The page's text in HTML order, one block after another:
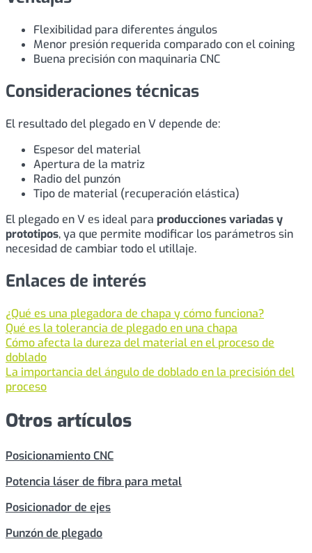
Flexibilidad para diferentes ángulos
Menor presión requerida comparado con el coining
Buena precisión con maquinaria CNC
Consideraciones técnicas
El resultado del plegado en V depende de:
Espesor del material
Apertura de la matriz
Radio del punzón
Tipo de material (recuperación elástica)
El plegado en V es ideal para producciones variadas y
prototipos, ya que permite modificar los parámetros sin
necesidad de cambiar todo el utillaje.
Enlaces de interés
¿Qué es una plegadora de chapa y cómo funciona?
Qué es la tolerancia de plegado en una chapa
Cómo afecta la dureza del material en el proceso de
doblado
La importancia del ángulo de doblado en la precisión del
proceso
Otros artículos
Posicionamiento CNC
Potencia láser de fibra para metal
Posicionador de ejes
Punzón de plegado